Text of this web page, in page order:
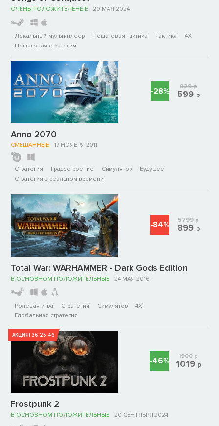
ОЧЕНЬ ПОЛОЖИТЕЛЬНЫЕ 20 МАЯ 2024
Локальный мультиплеер Пошаговая тактика Тактика
4X
Пошаговая стратегия
Anno 2070
СМЕШАННЫЕ 17 НОЯБРЯ 2011
Стратегия Градостроение Симулятор
Будущее
Стратегия в реальном времени
-28% 829р
599 р
Total War: WARHAMMER - Dark Gods Edition
В ОСНОВНОМ ПОЛОЖИТЕЛЬНЫЕ 24 МАЯ 2016
Ролевая игра Стратегия Симулятор
4X
Глобальная стратегия
-84% 5799р
899 р
АКЦИЯ!36:25:46
Frostpunk 2
В ОСНОВНОМ ПОЛОЖИТЕЛЬНЫЕ 20 СЕНТЯБРЯ 2024
-46% 1900р
1019 р